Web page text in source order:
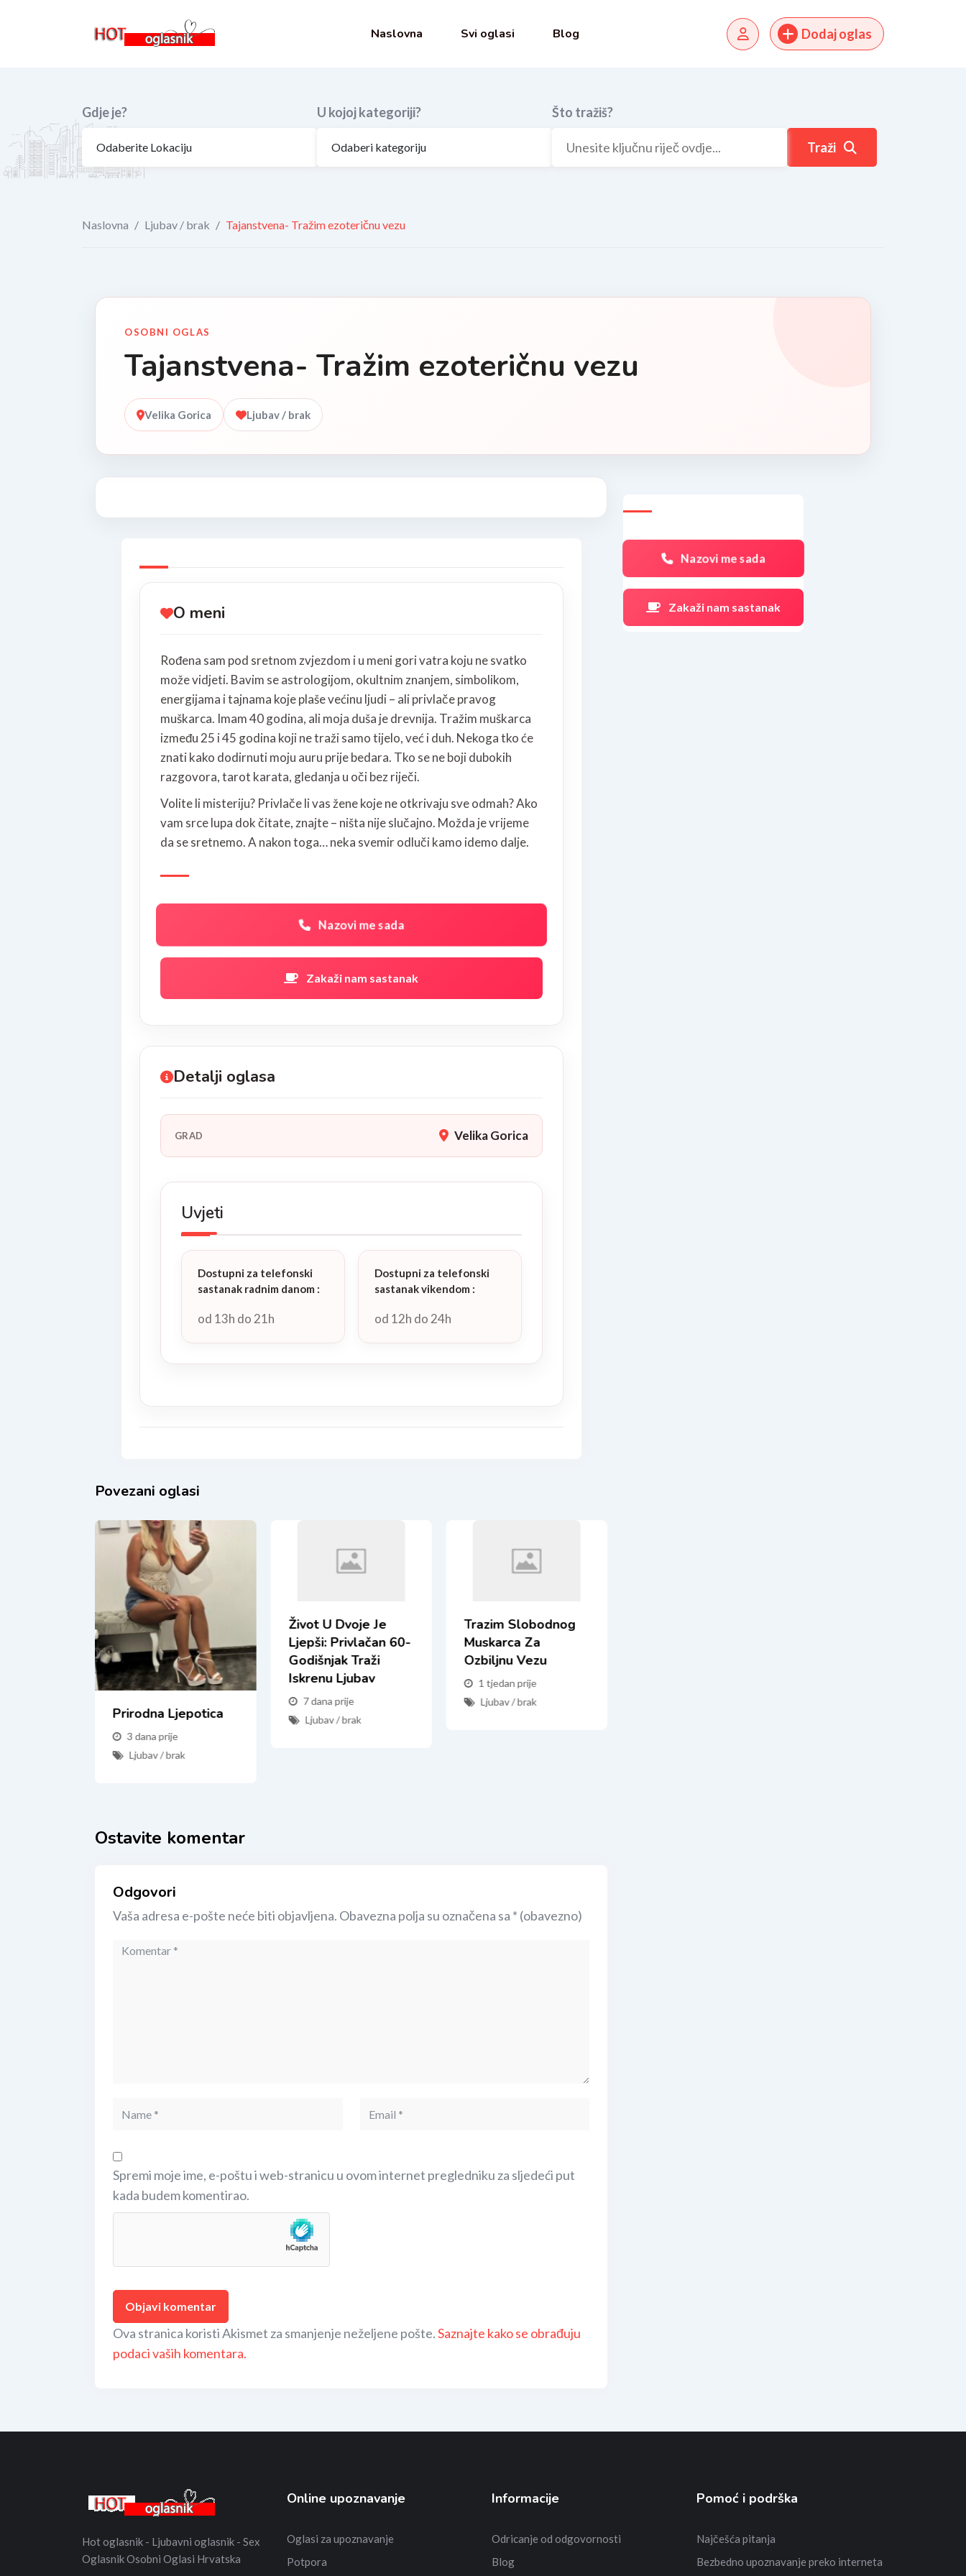
Naslovna Svi oglasi Blog Dodaj oglas
Gdje je? U kojoj kategoriji? Što tražiš?
Traži
Naslovna / Ljubav / brak / Tajanstvena- Tražim ezoteričnu vezu
OSOBNI OGLAS
Tajanstvena- Tražim ezoteričnu vezu
Velika Gorica Ljubav / brak
O meni
Rođena sam pod sretnom zvjezdom i u meni gori vatra koju ne svatko
može vidjeti. Bavim se astrologijom, okultnim znanjem, simbolikom,
energijama i tajnama koje plaše većinu ljudi – ali privlače pravog
muškarca. Imam 40 godina, ali moja duša je drevnija. Tražim muškarca
između 25 i 45 godina koji ne traži samo tijelo, već i duh. Nekoga tko će
znati kako dodirnuti moju auru prije bedara. Tko se ne boji dubokih
razgovora, tarot karata, gledanja u oči bez riječi.
Volite li misteriju? Privlače li vas žene koje ne otkrivaju sve odmah? Ako
vam srce lupa dok čitate, znajte – ništa nije slučajno. Možda je vrijeme
da se sretnemo. A nakon toga… neka svemir odluči kamo idemo dalje.
Nazovi me sada
Zakaži nam sastanak
Detalji oglasa
GRAD Velika Gorica
Uvjeti
Dostupni za telefonski
sastanak radnim danom :
od 13h do 21h
Dostupni za telefonski
sastanak vikendom :
od 12h do 24h
Povezani oglasi
Prirodna Ljepotica
3 dana prije
Ljubav / brak
Život U Dvoje Je
Ljepši: Privlačan 60-
Godišnjak Traži
Iskrenu Ljubav
7 dana prije
Ljubav / brak
Trazim Slobodnog
Muskarca Za
Ozbiljnu Vezu
1 tjedan prije
Ljubav / brak
Ostavite komentar
Odgovori
Vaša adresa e-pošte neće biti objavljena. Obavezna polja su označena sa * (obavezno)
Spremi moje ime, e-poštu i web-stranicu u ovom internet pregledniku za sljedeći put
kada budem komentirao.
Ova stranica koristi Akismet za smanjenje neželjene pošte.Saznajte kako se obrađuju
podaci vaših komentara.
Nazovi me sada
Zakaži nam sastanak
Hot oglasnik - Ljubavni oglasnik - Sex
Oglasnik Osobni Oglasi Hrvatska
Online upoznavanje
Oglasi za upoznavanje
Potpora
Informacije
Odricanje od odgovornosti
Blog
Pomoć i podrška
Najčešća pitanja
Bezbedno upoznavanje preko interneta